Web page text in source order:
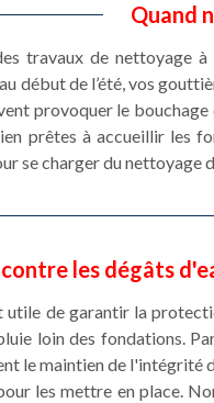
Quand
travaux de nettoyage
début de l’été, vos
provoquer le
prêtes à accueillir les
se charger du nettoyage
les dégâts
utile de garantir la
loin des fondations.
le maintien de l'intégrité
les mettre en place.